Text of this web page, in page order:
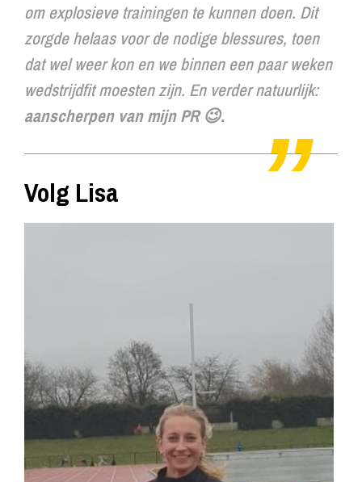
om explosieve trainingen te kunnen doen. Dit
zorgde helaas voor de nodige blessures, toen
dat wel weer kon en we binnen een paar weken
wedstrijdfit moesten zijn. En verder natuurlijk:
aanscherpen van mijn PR 😉.
Volg Lisa